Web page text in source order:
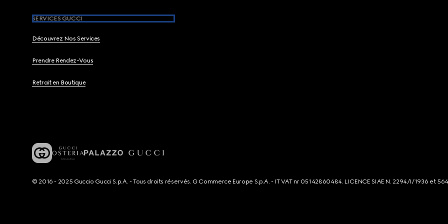
SERVICES GUCCI
Découvrez Nos Services
Prendre Rendez-Vous
Retrait en Boutique
© 2016 - 2025 Guccio Gucci S.p.A. - Tous droits réservés. G Commerce Europe S.p.A. - IT VAT nr 05142860484. LICENCE SIAE N. 2294/I/1936 et